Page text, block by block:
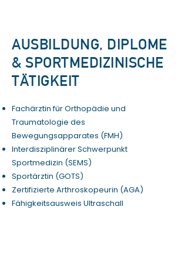
AUSBILDUNG, DIPLOME
& SPORTMEDIZINISCHE
TÄTIGKEIT
Fachärztin für Orthopädie und
Traumatologie des
Bewegungsapparates (FMH)
Interdisziplinärer Schwerpunkt
Sportmedizin (SEMS)
Sportärztin (GOTS)
Zertifizierte Arthroskopeurin (AGA)
Fähigkeitsausweis Ultraschall